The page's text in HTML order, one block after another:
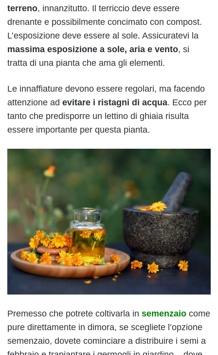
terreno, innanzitutto. Il terriccio deve essere
drenante e possibilmente concimato con compost.
L’esposizione deve essere al sole. Assicuratevi la
massima esposizione a sole, aria e vento, si
tratta di una pianta che ama gli elementi.
Le innaffiature devono essere regolari, ma facendo
attenzione ad evitare i ristagni di acqua. Ecco per
tanto che predisporre un lettino di ghiaia risulta
essere importante per questa pianta.
Premesso che potrete coltivarla in semenzaio come
pure direttamente in dimora, se scegliete l’opzione
semenzaio, dovete cominciare a distribuire i semi a